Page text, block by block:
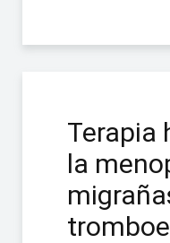
Terapia
la